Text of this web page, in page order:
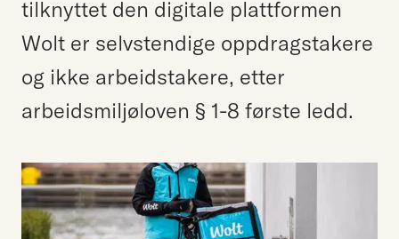
tilknyttet den digitale plattformen
Wolt er selvstendige oppdragstakere
og ikke arbeidstakere, etter
arbeidsmiljøloven § 1-8 første ledd.